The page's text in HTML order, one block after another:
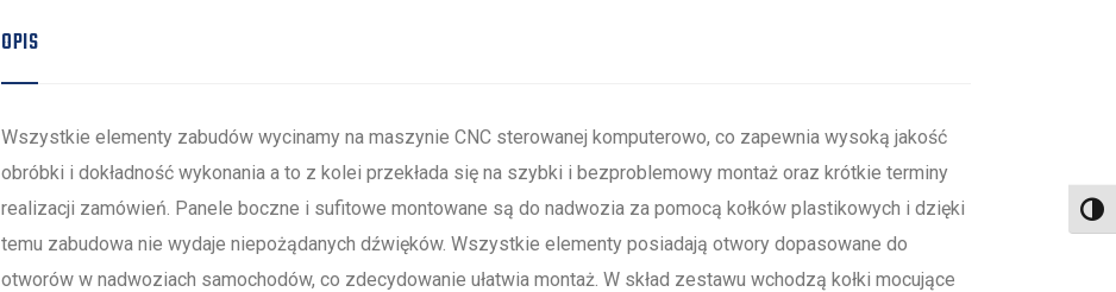
OPIS
Wszystkie elementy zabudów wycinamy na maszynie CNC sterowanej komputerowo, co zapewnia wysoką jakość
obróbki i dokładność wykonania a to z kolei przekłada się na szybki i bezproblemowy montaż oraz krótkie terminy
realizacji zamówień. Panele boczne i sufitowe montowane są do nadwozia za pomocą kołków plastikowych i dzięki
temu zabudowa nie wydaje niepożądanych dźwięków. Wszystkie elementy posiadają otwory dopasowane do
otworów w nadwoziach samochodów, co zdecydowanie ułatwia montaż. W skład zestawu wchodzą kołki mocujące